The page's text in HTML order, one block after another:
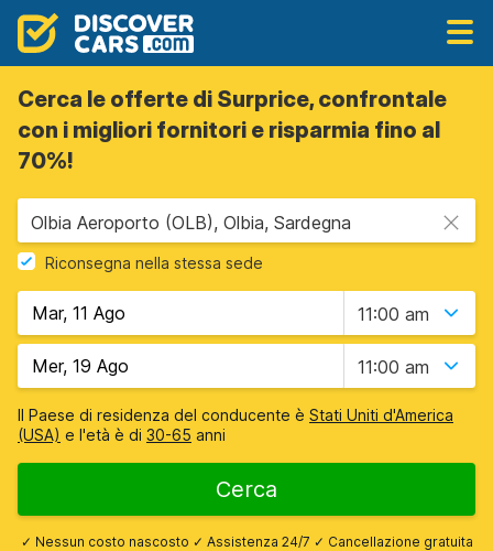
Cerca le offerte di Surprice, confrontale
con i migliori fornitori e risparmia fino al
70%!
Olbia Aeroporto (OLB), Olbia, Sardegna
Riconsegna nella stessa sede
11:00 am
11:00 am
Il Paese di residenza del conducente è Stati Uniti d'America
(USA) e l'età è di 30-65 anni
Cerca
✓ Nessun costo nascosto ✓ Assistenza 24/7 ✓ Cancellazione gratuita